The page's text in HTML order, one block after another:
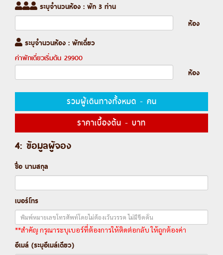
ระบุจำนวนห้อง : พัก 3 ท่าน
ห้อง
ระบุจำนวนห้อง : พักเดี่ยว
ค่าพักเดี่ยวเริ่มต้น 29900
ห้อง
รวมผู้เดินทางทั้งหมด - คน
ราคาเบื้องต้น - บาท
4: ข้อมูลผู้จอง
ชื่อ นามสกุล
เบอร์โทร
**สำคัญ กรุณาระบุเบอร์ที่ต้องการให้ติดต่อกลับ ให้ถูกต้องค่า
อีเมล์ (ระบุอีเมล์เดียว)